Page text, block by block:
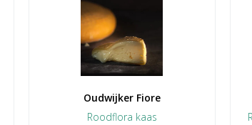
Oudwijker Fiore
Roodflora kaas